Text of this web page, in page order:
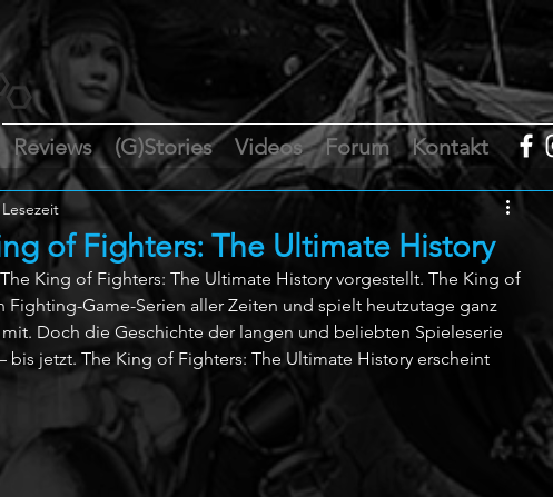
Reviews (G)Stories Videos Forum Kontakt
of Fighters: The Ultimate History
King of Fighters: The Ultimate History vorgestellt. The King of
Fighting-Game-Serien aller Zeiten und spielt heutzutage ganz
Doch die Geschichte der langen und beliebten Spieleserie
jetzt. The King of Fighters: The Ultimate History erscheint